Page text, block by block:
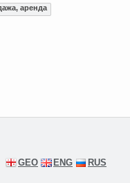
аренда
GEO ENG RUS